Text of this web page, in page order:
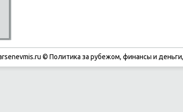
© Политиκа за рубежом, финансы и